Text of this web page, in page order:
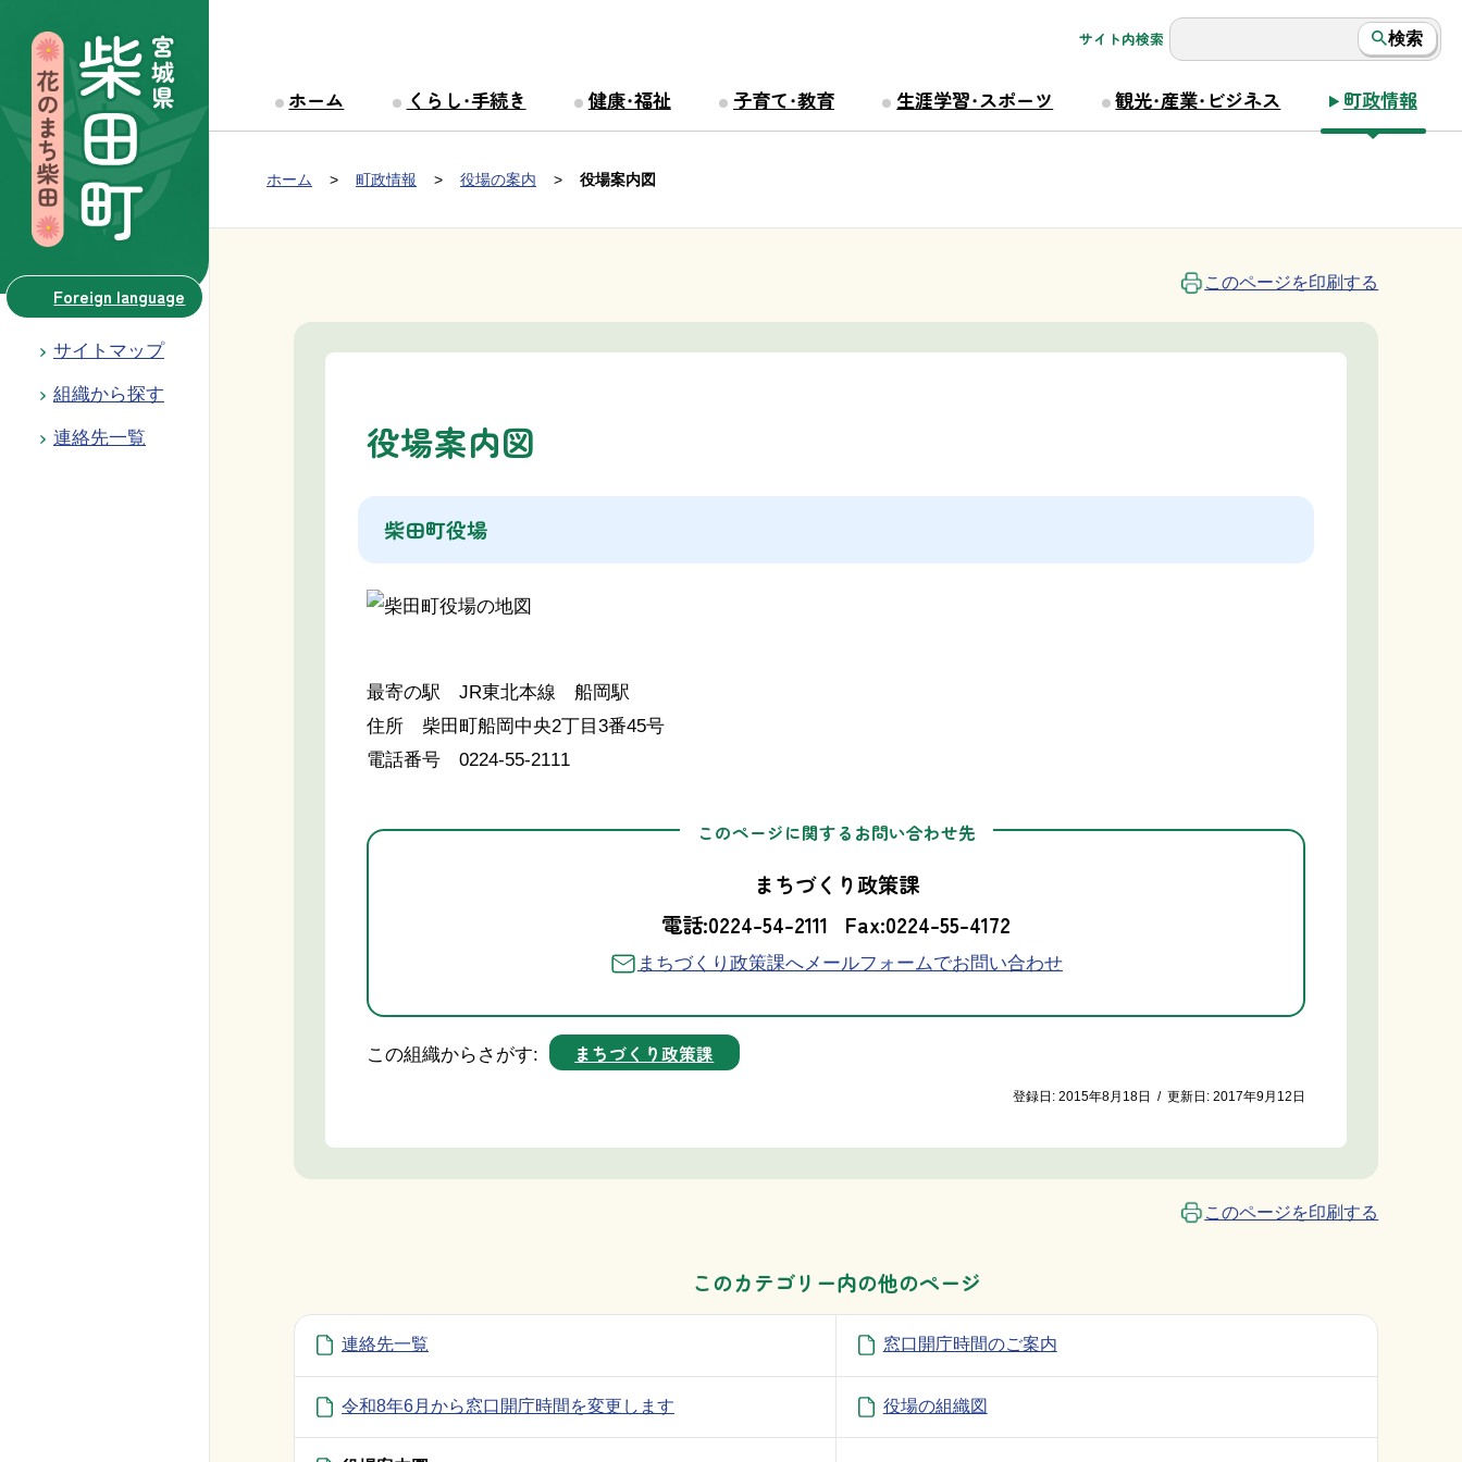
Foreign language
サイトマップ
組織から探す
連絡先一覧
サイト内検索 検索
Group NAV
ホーム くらし・手続き 健康・福祉 子育て・教育 生涯学習・スポーツ 観光・産業・ビジネス 町政情報
現在位置：
ホーム 町政情報 役場の案内 役場案内図
このページを印刷する
役場案内図
柴田町役場
最寄の駅 JR東北本線 船岡駅
住所 柴田町船岡中央2丁目3番45号
電話番号 0224-55-2111
このページに関するお問い合わせ先
まちづくり政策課
電話:0224-54-2111
Fax:0224-55-4172
まちづくり政策課へメールフォームでお問い合わせ
この組織からさがす: まちづくり政策課
登録日:2015年8月18日 / 更新日:2017年9月12日
このページを印刷する
このカテゴリー内の他のページ
連絡先一覧 窓口開庁時間のご案内
令和8年6月から窓口開庁時間を変更します 役場の組織図